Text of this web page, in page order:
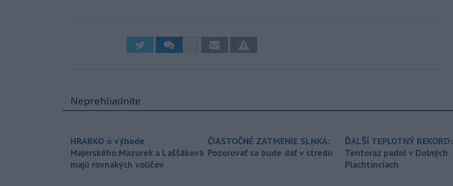
Neprehliadnite
HRABKO o výhode
Majerského:Mazurek a Laššáková
majú rovnakých voličov
ČIASTOČNÉ ZATMENIE SLNKA:
Pozorovať sa bude dať v stredu
ĎALŠÍ TEPLOTNÝ REKORD:
Tentoraz padol v Dolných
Plachtinciach